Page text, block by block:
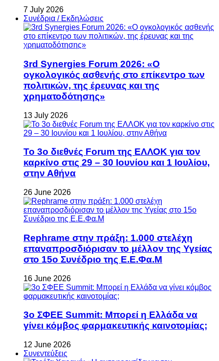
7 July 2026
Συνέδρια / Εκδηλώσεις
3rd Synergies Forum 2026: «Ο
ογκολογικός ασθενής στο επίκεντρο των
πολιτικών, της έρευνας και της
χρηματοδότησης»
13 July 2026
Το 3ο διεθνές Forum της ΕΛΛΟΚ για τον
καρκίνο στις 29 – 30 Ιουνίου και 1 Ιουλίου,
στην Αθήνα
26 June 2026
Rephrame στην πράξη: 1.000 στελέχη
επαναπροσδιόρισαν το μέλλον της Υγείας
στο 15ο Συνέδριο της Ε.Ε.Φα.Μ
16 June 2026
3ο ΣΦΕΕ Summit: Μπορεί η Ελλάδα να
γίνει κόμβος φαρμακευτικής καινοτομίας;
12 June 2026
Συνεντεύξεις